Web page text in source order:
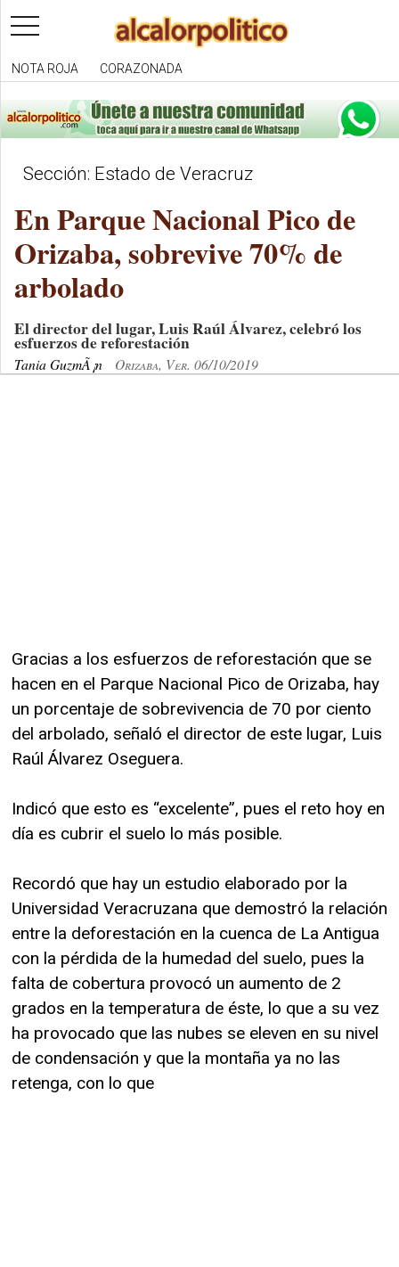
toggle
navigation
NOTA ROJA CORAZONADA
Sección: Estado de Veracruz
En Parque Nacional Pico de
Orizaba, sobrevive 70% de
arbolado
El director del lugar, Luis Raúl Álvarez, celebró los
esfuerzos de reforestación
Tania GuzmÃ¡n Orizaba, Ver. 06/10/2019
Gracias a los esfuerzos de reforestación que se
hacen en el Parque Nacional Pico de Orizaba, hay
un porcentaje de sobrevivencia de 70 por ciento
del arbolado, señaló el director de este lugar, Luis
Raúl Álvarez Oseguera.
Indicó que esto es “excelente”, pues el reto hoy en
día es cubrir el suelo lo más posible.
Recordó que hay un estudio elaborado por la
Universidad Veracruzana que demostró la relación
entre la deforestación en la cuenca de La Antigua
con la pérdida de la humedad del suelo, pues la
falta de cobertura provocó un aumento de 2
grados en la temperatura de éste, lo que a su vez
ha provocado que las nubes se eleven en su nivel
de condensación y que la montaña ya no las
retenga, con lo que